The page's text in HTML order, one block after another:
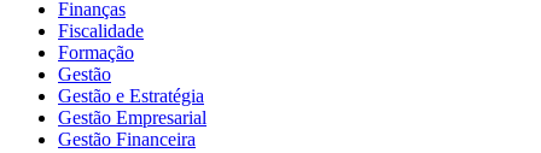
Finanças
Fiscalidade
Formação
Gestão
Gestão e Estratégia
Gestão Empresarial
Gestão Financeira